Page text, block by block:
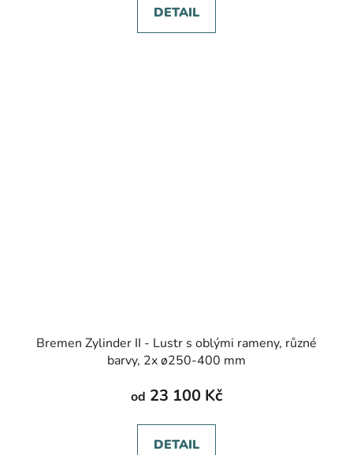
DETAIL
Bremen Zylinder II - Lustr s oblými rameny, různé
barvy, 2x ø250-400 mm
od 23 100 Kč
DETAIL